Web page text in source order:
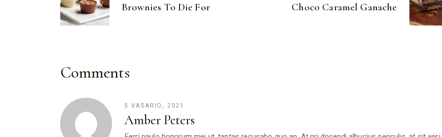
Brownies To Die For Choco Caramel Ganache
Comments
5 VASARIO, 2021
Amber Peters